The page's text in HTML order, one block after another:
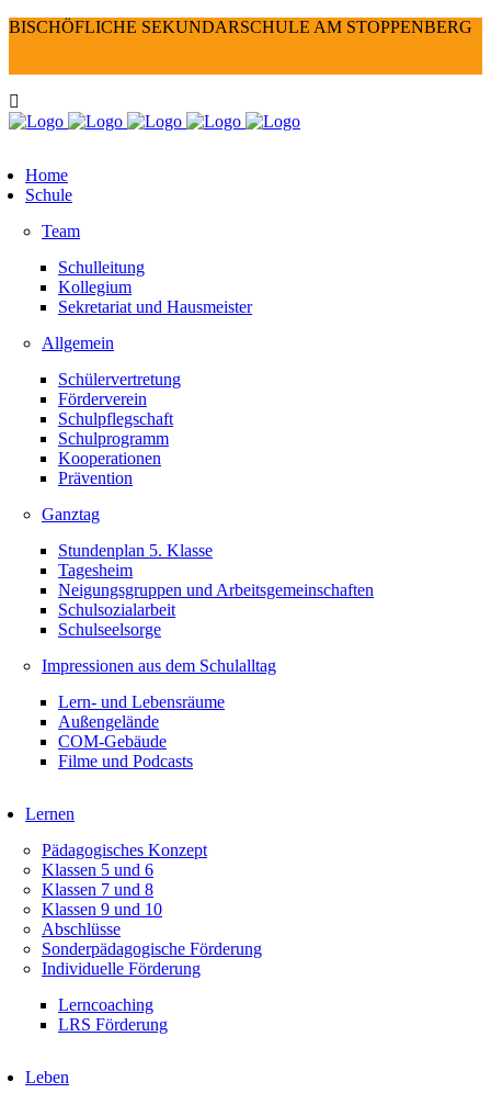
BISCHÖFLICHE SEKUNDARSCHULE AM STOPPENBERG
Home
Schule
Team
Schulleitung
Kollegium
Sekretariat und Hausmeister
Allgemein
Schülervertretung
Förderverein
Schulpflegschaft
Schulprogramm
Kooperationen
Prävention
Ganztag
Stundenplan 5. Klasse
Tagesheim
Neigungsgruppen und Arbeitsgemeinschaften
Schulsozialarbeit
Schulseelsorge
Impressionen aus dem Schulalltag
Lern- und Lebensräume
Außengelände
COM-Gebäude
Filme und Podcasts
Lernen
Pädagogisches Konzept
Klassen 5 und 6
Klassen 7 und 8
Klassen 9 und 10
Abschlüsse
Sonderpädagogische Förderung
Individuelle Förderung
Lerncoaching
LRS Förderung
Leben